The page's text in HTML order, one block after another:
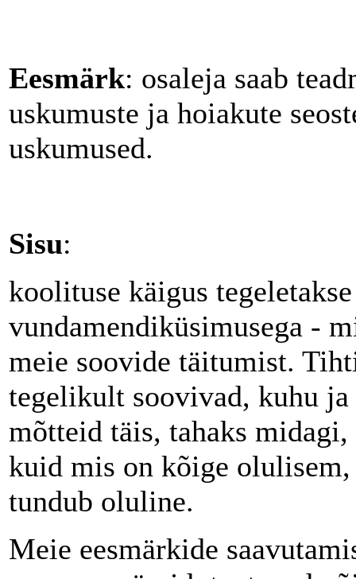
Eesmärk: osaleja saab
uskumuste ja hoiakute
uskumused.
Sisu:
koolituse käigus tegeletakse
vundamendiküsimusega -
meie soovide täitumist.
tegelikult soovivad, kuhu
mõtteid täis, tahaks
kuid mis on kõige
tundub oluline.
Meie eesmärkide